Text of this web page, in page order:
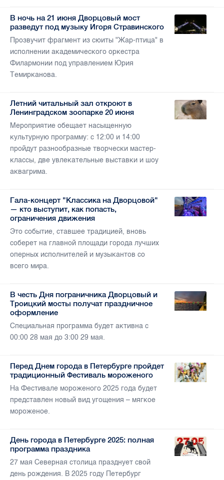
В ночь на 21 июня Дворцовый мост
разведут под музыку Игоря Стравинского
Прозвучит фрагмент из сюиты "Жар-птица" в
исполнении академического оркестра
Филармонии под управлением Юрия
Темирканова.
Летний читальный зал откроют в
Ленинградском зоопарке 20 июня
Мероприятие обещает насыщенную
культурную программу: с 12:00 и 14:00
пройдут разнообразные творчески мастер-
классы, две увлекательные выставки и шоу
аквагрима.
Гала-концерт "Классика на Дворцовой"
— кто выступит, как попасть,
ограничения движения
Это событие, ставшее традицией, вновь
соберет на главной площади города лучших
оперных исполнителей и музыкантов со
всего мира.
В честь Дня пограничника Дворцовый и
Троицкий мосты получат праздничное
оформление
Специальная программа будет активна с
00:00 28 мая до 3:00 29 мая.
Перед Днем города в Петербурге пройдет
традиционный Фестиваль мороженого
На Фестивале мороженого 2025 года будет
представлен новый вид угощения – мягкое
мороженое.
День города в Петербурге 2025: полная
программа праздника
27 мая Северная столица празднует свой
день рождения. В 2025 году Петербург